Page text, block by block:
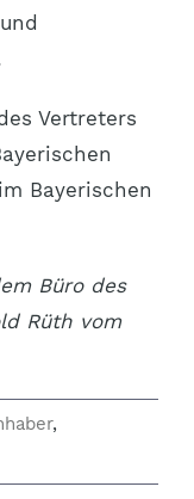
Vertreters
Bayerischen
Büro des
Rüth vom
,